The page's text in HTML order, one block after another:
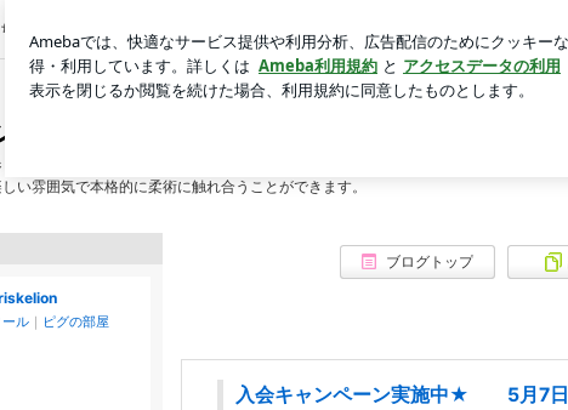
まで | トリスケリオン柔術アカデミー公式ページ
えみ 息子が喜んだ朝のラーメン
柔術アカデミー公式ページ
アン柔術アカデミー
い雰囲気で本格的に柔術に触れ合うことができます。
ブログトップ
入会キャンペーン実施中★ 5月7日
ル ｜ ピグの部屋